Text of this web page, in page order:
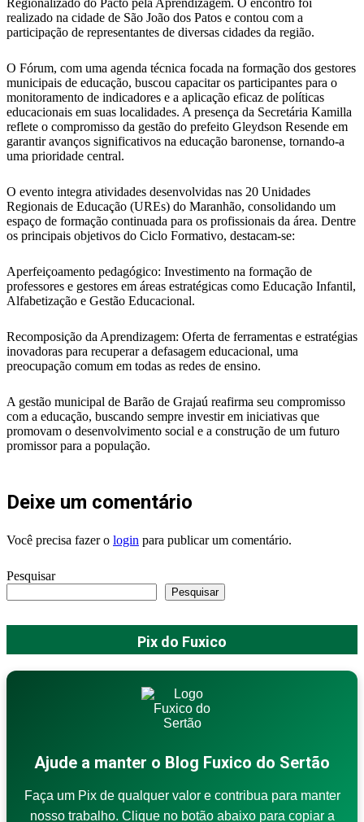
Regionalizado do Pacto pela Aprendizagem. O encontro foi
realizado na cidade de São João dos Patos e contou com a
participação de representantes de diversas cidades da região.
O Fórum, com uma agenda técnica focada na formação dos gestores
municipais de educação, buscou capacitar os participantes para o
monitoramento de indicadores e a aplicação eficaz de políticas
educacionais em suas localidades. A presença da Secretária Kamilla
reflete o compromisso da gestão do prefeito Gleydson Resende em
garantir avanços significativos na educação baronense, tornando-a
uma prioridade central.
O evento integra atividades desenvolvidas nas 20 Unidades
Regionais de Educação (UREs) do Maranhão, consolidando um
espaço de formação continuada para os profissionais da área. Dentre
os principais objetivos do Ciclo Formativo, destacam-se:
Aperfeiçoamento pedagógico: Investimento na formação de
professores e gestores em áreas estratégicas como Educação Infantil,
Alfabetização e Gestão Educacional.
Recomposição da Aprendizagem: Oferta de ferramentas e estratégias
inovadoras para recuperar a defasagem educacional, uma
preocupação comum em todas as redes de ensino.
A gestão municipal de Barão de Grajaú reafirma seu compromisso
com a educação, buscando sempre investir em iniciativas que
promovam o desenvolvimento social e a construção de um futuro
promissor para a população.
Deixe um comentário
Você precisa fazer o login para publicar um comentário.
Pesquisar
Pesquisar
Pix do Fuxico
Ajude a manter o Blog Fuxico do Sertão
Faça um Pix de qualquer valor e contribua para manter
nosso trabalho. Clique no botão abaixo para copiar a